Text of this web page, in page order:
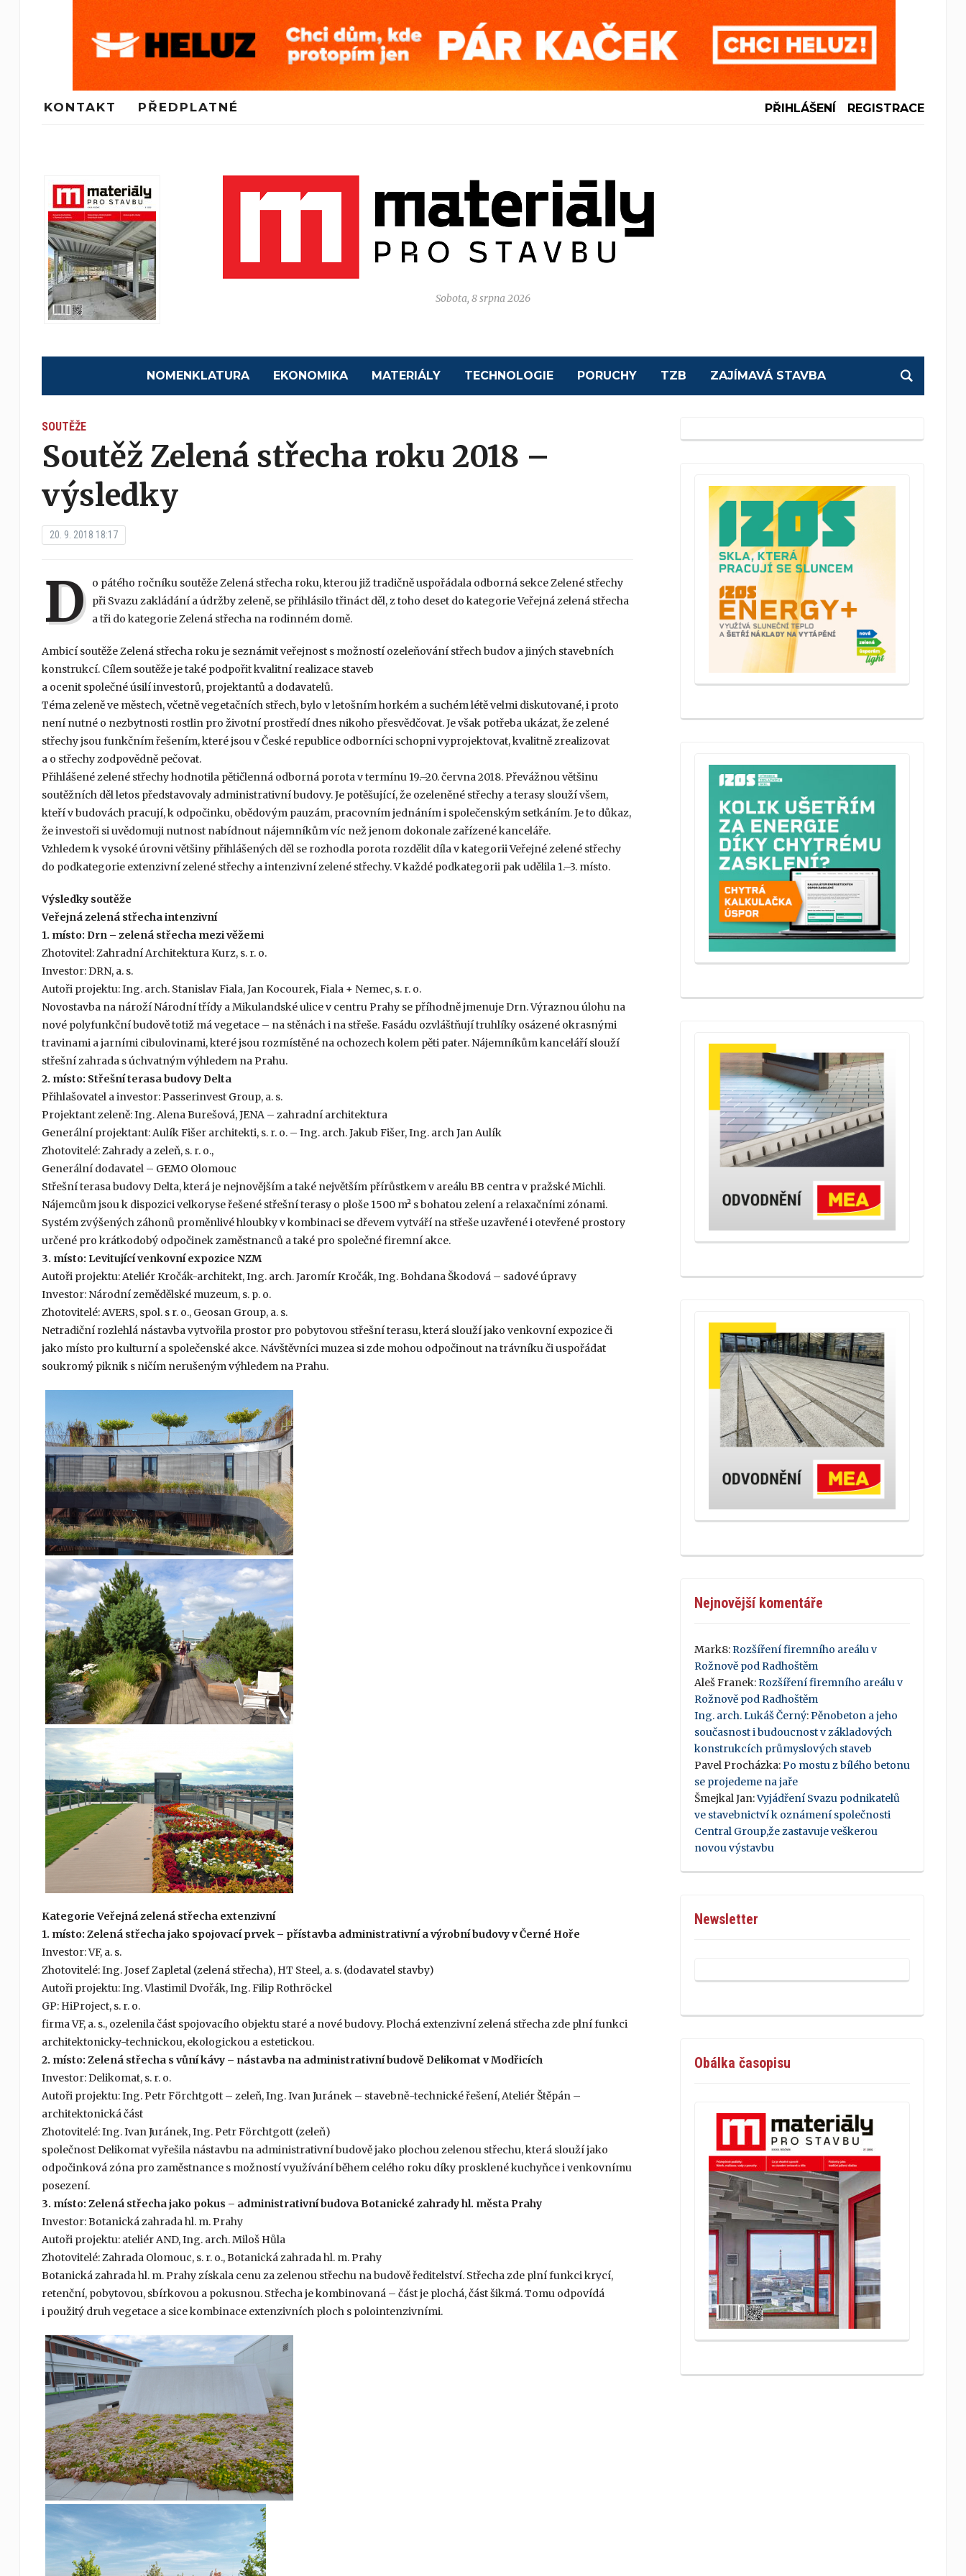
KONTAKT PŘEDPLATNÉ PŘIHLÁŠENÍ REGISTRACE
Sobota, 8 srpna 2026
NOMENKLATURA EKONOMIKA MATERIÁLY TECHNOLOGIE PORUCHY TZB ZAJÍMAVÁ STAVBA
SOUTĚŽE
Soutěž Zelená střecha roku 2018 –
výsledky
20. 9. 2018 18:17
D
o pátého ročníku soutěže Zelená střecha roku, kterou již tradičně uspořádala odborná sekce Zelené střechy
při Svazu zakládání a údržby zeleně, se přihlásilo třináct děl, z toho deset do kategorie Veřejná zelená střecha
a tři do kategorie Zelená střecha na rodinném domě.
Ambicí soutěže Zelená střecha roku je seznámit veřejnost s možností ozeleňování střech budov a jiných stavebních
konstrukcí. Cílem soutěže je také podpořit kvalitní realizace staveb
a ocenit společné úsilí investorů, projektantů a dodavatelů.
Téma zeleně ve městech, včetně vegetačních střech, bylo v letošním horkém a suchém létě velmi diskutované, i proto
není nutné o nezbytnosti rostlin pro životní prostředí dnes nikoho přesvědčovat. Je však potřeba ukázat, že zelené
střechy jsou funkčním řešením, které jsou v České republice odborníci schopni vyprojektovat, kvalitně zrealizovat
a o střechy zodpovědně pečovat.
Přihlášené zelené střechy hodnotila pětičlenná odborná porota v termínu 19.–20. června 2018. Převážnou většinu
soutěžních děl letos představovaly administrativní budovy. Je potěšující, že ozeleněné střechy a terasy slouží všem,
kteří v budovách pracují, k odpočinku, obědovým pauzám, pracovním jednáním i společenským setkáním. Je to důkaz,
že investoři si uvědomuji nutnost nabídnout nájemníkům víc než jenom dokonale zařízené kanceláře.
Vzhledem k vysoké úrovni většiny přihlášených děl se rozhodla porota rozdělit díla v kategorii Veřejné zelené střechy
do podkategorie extenzivní zelené střechy a intenzivní zelené střechy. V každé podkategorii pak udělila 1.–3. místo.
Výsledky soutěže
Veřejná zelená střecha intenzivní
1. místo: Drn – zelená střecha mezi věžemi
Zhotovitel: Zahradní Architektura Kurz, s. r. o.
Investor: DRN, a. s.
Autoři projektu: Ing. arch. Stanislav Fiala, Jan Kocourek, Fiala + Nemec, s. r. o.
Novostavba na nároží Národní třídy a Mikulandské ulice v centru Prahy se příhodně jmenuje Drn. Výraznou úlohu na
nové polyfunkční budově totiž má vegetace – na stěnách i na střeše. Fasádu ozvláštňují truhlíky osázené okrasnými
travinami a jarními cibulovinami, které jsou rozmístěné na ochozech kolem pěti pater. Nájemníkům kanceláří slouží
střešní zahrada s úchvatným výhledem na Prahu.
2. místo: Střešní terasa budovy Delta
Přihlašovatel a investor: Passerinvest Group, a. s.
Projektant zeleně: Ing. Alena Burešová, JENA – zahradní architektura
Generální projektant: Aulík Fišer architekti, s. r. o. – Ing. arch. Jakub Fišer, Ing. arch Jan Aulík
Zhotovitelé: Zahrady a zeleň, s. r. o.,
Generální dodavatel – GEMO Olomouc
Střešní terasa budovy Delta, která je nejnovějším a také největším přírůstkem v areálu BB centra v pražské Michli.
Nájemcům jsou k dispozici velkoryse řešené střešní terasy o ploše 1500 m² s bohatou zelení a relaxačními zónami.
Systém zvýšených záhonů proměnlivé hloubky v kombinaci se dřevem vytváří na střeše uzavřené i otevřené prostory
určené pro krátkodobý odpočinek zaměstnanců a také pro společné firemní akce.
3. místo: Levitující venkovní expozice NZM
Autoři projektu: Ateliér Kročák-architekt, Ing. arch. Jaromír Kročák, Ing. Bohdana Škodová – sadové úpravy
Investor: Národní zemědělské muzeum, s. p. o.
Zhotovitelé: AVERS, spol. s r. o., Geosan Group, a. s.
Netradiční rozlehlá nástavba vytvořila prostor pro pobytovou střešní terasu, která slouží jako venkovní expozice či
jako místo pro kulturní a společenské akce. Návštěvníci muzea si zde mohou odpočinout na trávníku či uspořádat
soukromý piknik s ničím nerušeným výhledem na Prahu.
Kategorie Veřejná zelená střecha extenzivní
1. místo: Zelená střecha jako spojovací prvek – přístavba administrativní a výrobní budovy v Černé Hoře
Investor: VF, a. s.
Zhotovitelé: Ing. Josef Zapletal (zelená střecha), HT Steel, a. s. (dodavatel stavby)
Autoři projektu: Ing. Vlastimil Dvořák, Ing. Filip Rothröckel
GP: HiProject, s. r. o.
firma VF, a. s., ozelenila část spojovacího objektu staré a nové budovy. Plochá extenzivní zelená střecha zde plní funkci
architektonicky-technickou, ekologickou a estetickou.
2. místo: Zelená střecha s vůní kávy – nástavba na administrativní budově Delikomat v Modřicích
Investor: Delikomat, s. r. o.
Autoři projektu: Ing. Petr Förchtgott – zeleň, Ing. Ivan Juránek – stavebně-technické řešení, Ateliér Štěpán –
architektonická část
Zhotovitelé: Ing. Ivan Juránek, Ing. Petr Förchtgott (zeleň)
společnost Delikomat vyřešila nástavbu na administrativní budově jako plochou zelenou střechu, která slouží jako
odpočinková zóna pro zaměstnance s možností využívání během celého roku díky prosklené kuchyňce i venkovnímu
posezení.
3. místo: Zelená střecha jako pokus – administrativní budova Botanické zahrady hl. města Prahy
Investor: Botanická zahrada hl. m. Prahy
Autoři projektu: ateliér AND, Ing. arch. Miloš Hůla
Zhotovitelé: Zahrada Olomouc, s. r. o., Botanická zahrada hl. m. Prahy
Botanická zahrada hl. m. Prahy získala cenu za zelenou střechu na budově ředitelství. Střecha zde plní funkci krycí,
retenční, pobytovou, sbírkovou a pokusnou. Střecha je kombinovaná – část je plochá, část šikmá. Tomu odpovídá
i použitý druh vegetace a sice kombinace extenzivních ploch s polointenzivními.
Nejnovější komentáře
Mark8:Rozšíření firemního areálu v
Rožnově pod Radhoštěm
Aleš Franek:Rozšíření firemního areálu v
Rožnově pod Radhoštěm
Ing. arch. Lukáš Černý:Pěnobeton a jeho
současnost i budoucnost v základových
konstrukcích průmyslových staveb
Pavel Procházka:Po mostu z bílého betonu
se projedeme na jaře
Šmejkal Jan:Vyjádření Svazu podnikatelů
ve stavebnictví k oznámení společnosti
Central Group,že zastavuje veškerou
novou výstavbu
Newsletter
Obálka časopisu